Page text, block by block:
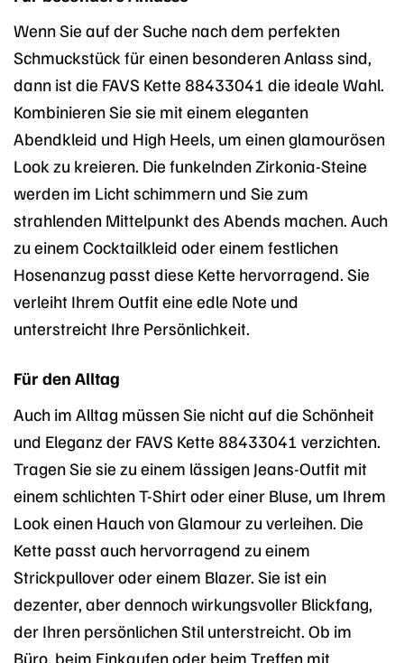
Wenn Sie auf der Suche nach dem perfekten
Schmuckstück für einen besonderen Anlass sind,
dann ist die FAVS Kette 88433041 die ideale Wahl.
Kombinieren Sie sie mit einem eleganten
Abendkleid und High Heels, um einen glamourösen
Look zu kreieren. Die funkelnden Zirkonia-Steine
werden im Licht schimmern und Sie zum
strahlenden Mittelpunkt des Abends machen. Auch
zu einem Cocktailkleid oder einem festlichen
Hosenanzug passt diese Kette hervorragend. Sie
verleiht Ihrem Outfit eine edle Note und
unterstreicht Ihre Persönlichkeit.
Für den Alltag
Auch im Alltag müssen Sie nicht auf die Schönheit
und Eleganz der FAVS Kette 88433041 verzichten.
Tragen Sie sie zu einem lässigen Jeans-Outfit mit
einem schlichten T-Shirt oder einer Bluse, um Ihrem
Look einen Hauch von Glamour zu verleihen. Die
Kette passt auch hervorragend zu einem
Strickpullover oder einem Blazer. Sie ist ein
dezenter, aber dennoch wirkungsvoller Blickfang,
der Ihren persönlichen Stil unterstreicht. Ob im
Büro, beim Einkaufen oder beim Treffen mit